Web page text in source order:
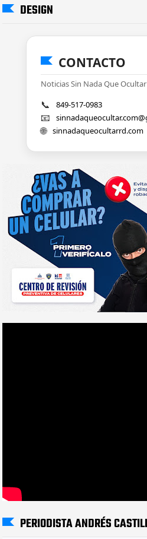
DESIGN
CONTACTO
Noticias Sin Nada Que Ocultar
📞 849-517-0983
📧
🌐 sinnadaqueocultarrd.com
PERIODISTA ANDRÉS